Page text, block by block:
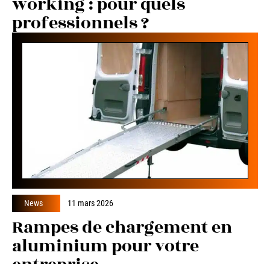
professionnels ?
News 11 mars 2026
Rampes de chargement en
aluminium pour votre